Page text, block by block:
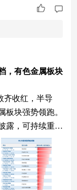
，有色金属板块
齐收红，半导
板块强势领跑。
露，可持续重点
细分标的哦。
态势，三大指数
比为3723:161
数走势 （数据